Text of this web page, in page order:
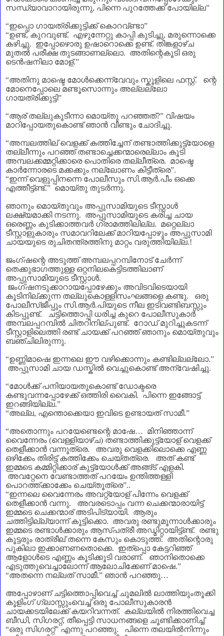
സന്ധ്യാവാറായിരുന്നു, പിന്നെ പുറത്തേക്ക് പോയില്ല”
“ഇപ്പൊ ഗായത്രിക്കുട്ടിക്ക് കൊറവ്ണ്ടാ”
“ഉണ്ട്, കുറവുണ്ട്. എഴുന്നേറ്റു കാപ്പി കുടിച്ചു, മരുന്നൊക്കെ
കഴിച്ചു. ഇപ്പോഴൊരു ഉഷാറൊക്കെ ഉണ്ട്. തിങ്കളാഴ്ച
മുതൽ പരീക്ഷ തുടങ്ങാണല്ലൊ. അതിന്റെകൂടി ഒരു
ടെൻഷനിലാ മോള്‌.”
“അതിനു മാഷ്ടെ മോൾക്കെന്ന്വേവും സ്കൂളിലെ ഫസ്റ്റ്. ന്റെ
മോനെപ്പോലെ മണ്ടൂസൊന്നും അല്ലല്ലോ
ഗായത്രിക്കുട്ടി”
“ആര്‌ തല്ലുകൂടീന്നാ മൊയ്തു പറഞ്ഞത്?” വിഷയം
മാറിപ്പോയതുകൊണ്ട് ഞാൻ വീണ്ടും ചോദിച്ചു.
“അമ്പലത്തില്‌ വെളക്ക് കത്തിച്ചേന്‌ തണ്ടാത്തിക്കുട്ട്യോളെ
തല്ലീന്നും പറഞ്ഞ് തണ്ടാച്ചെക്കന്മാരെല്ലാം കൂടി
അമ്പലക്കമ്മറ്റിക്കാരെ പൊതിരെ തല്ലീത്രെ. മാഷ്ടെ
കാർന്നോരടെ മക്കക്കും നല്ലോണം കിട്ടീത്രെ”.
“ഇന്ന് വെളുപ്പിനന്നെ പോലീസും സി.ആർ.പീം ഒക്കെ
എത്തീട്ട്ണ്ട്.” മൊയ്തു തുടർന്നു.
ഞാനും മൊയ്തുവും അപ്പുസാമിയുടെ ടീസ്റ്റാൾ
ലക്ഷ്യമാക്കി നടന്നു. അപ്പുസാമിയുടെ കരിച്ച ചായ
ഒരെണ്ണം കുടിക്കാത്തവർ ഗ്രാമത്തിലില്ല. മറ്റെല്ലാ
ടീസ്റ്റാളുകാരും സമാവറിലേക്ക് മാറിയപ്പോഴും അപ്പുസാമി
ചായയുടെ രുചിതന്ത്രത്തിനു മാറ്റം വരുത്തിയില്ല.!
ജംഗ്ഷന്റെ അടുത്ത് അമ്പലപ്പറമ്പിനോട് ചേർന്ന്
തെക്കുഭാഗത്തുള്ള ഒറ്റനിലകെട്ടിടത്തിലാണ്‌
അപ്പുസാമിയുടെ ടീസ്റ്റാൾ.
ജംഗ്ഷനടുക്കാറായപ്പോഴേക്കും അവിടവിടെയായി
കൂടിനില്ക്കുന്ന തല്ലുകൊള്ളിസംഘങ്ങളെ കണ്ടു. ഒരു
പോലീസ്ജീപ്പും സി.ആർ.പിയുടെ നീല ഇടിവണ്ടിബസ്സും
കിടപ്പുണ്ട്. ചട്ടിത്തൊപ്പി ധരിച്ച കുറെ പോലീസുകാർ
അമ്പലപ്പറമ്പിൽ ചിതറിനില്പുണ്ട്. റോഡ് മുറിച്ചുകടന്ന്
ടീസ്റ്റാളിലെത്തി രണ്ട് ചായക്ക് പറഞ്ഞ് ഞാനും മൊയ്തുവും
ബഞ്ചിലിരുന്നു.
“ഉണ്ണിമാഷെ ഇന്നലെ ഈ വഴിക്കൊന്നും കണ്ടില്ലല്ലോ.”
അപ്പുസാമി ചായ ഡസ്കിൽ വെച്ചുകൊണ്ട് അന്വേഷിച്ചു.
“മോൾക്ക് പനിയായതുകൊണ്ട് ഡോക്ടരെ
കണ്ടുവന്നപ്പോഴേക്ക് ഒത്തിരി വൈകി. പിന്നെ ഇങ്ങോട്ട്
ഇറങ്ങിയില്ല.”
“അല്ല, എന്തൊക്കെയാ ഇവിടെ ഉണ്ടായത് സാമീ.”
“അതൊന്നും പറയേണ്ടെന്റെ മാഷേ… മിനിഞ്ഞാന്ന്
വൈന്നേരം (വെള്ളിയാഴ്ച) തണ്ടാത്തിക്കുട്ട്യോള്‌ വെളക്ക്
തെളീക്കാൻ വന്നൂത്രെ.
അവരു വെളക്കിലൊക്കെ എണ്ണ
ഒഴിക്കേം തിരിട്ട് കത്തിക്കേം ചെയ്തത്രെ.
അത് കണ്ട്
ഇമ്മടെ കമ്മിറ്റിക്കാര്‌ കുട്ട്യോൾക്ക് അങ്ങ്ട് എളകി.
അവറ്റേനെ വേണ്ടാത്തത് പറയേം ഉന്തിത്തള്ളി
പൊറത്ത്ക്കാക്കേം ചെയ്തൂത്രെ”..
“ഇന്നലെ വൈന്നേരം അവറ്റ്യോള്‌ പിന്നേം വെളക്ക്
തെളീക്കാൻ വന്നു. അവരടൊപ്പം വന്ന ചെക്കന്മാരായിട്ട്
ഇമ്മടെ ചെക്കന്മാര്‌ അടിപിട്യായി. ആരും
ചത്തിട്ടില്ല്യാന്ന് കൂട്ടിക്കൊ. അവരു രണ്ടുമൂന്നാൾക്കാരും
ഇമ്മടെ രണ്ടാൾക്കാരും ആസ്പത്രീ അഡ്മിറ്റായിട്ട്ണ്ട്. രണ്ടു
കൂട്ടരും രാത്രീല്‌ തന്നെ കേസും കൊടുത്ത്. അതിന്റൊരു
പുകിലാ ഇക്കാണണതൊക്കെ. ഇത്പ്പൊ കേട്ടറിഞ്ഞ്
ആളോൾടെ എണ്ണം കൂടിക്കൂടി വരാണ്‌. ഞാനിതൊക്കെ
എടുത്തുവെച്ചാലോന്ന് ആലോചിക്കേണ്‌ മാഷെ.”
“അതന്നെ നല്ലത് സാമീ.” ഞാൻ പറഞ്ഞു…
അപ്പോഴാണ്‌ ചട്ടിത്തൊപ്പിവെച്ച് ചുമലിൽ ലാത്തിയുംതൂക്കി
കൂളിംഗ് ഗ്ലാസ്സുംവെച്ച് ഒരു പോലീസുകാരൻ
ചായക്കടയിലേക്ക് കയറിവന്നത്. കല്ലയിൽ നിരത്തിവെച്ച
ബീഡി, സിഗരറ്റ്, തീപ്പെട്ടി സാധനങ്ങളെ ചൂണ്ടിക്കാണിച്ച്
“ഒരു സിഗരറ്റ്” എന്നു പറഞ്ഞു. പിന്നെ തലയിൽനിന്നും